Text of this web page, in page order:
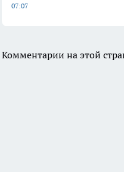
07:07
Комментарии на этой